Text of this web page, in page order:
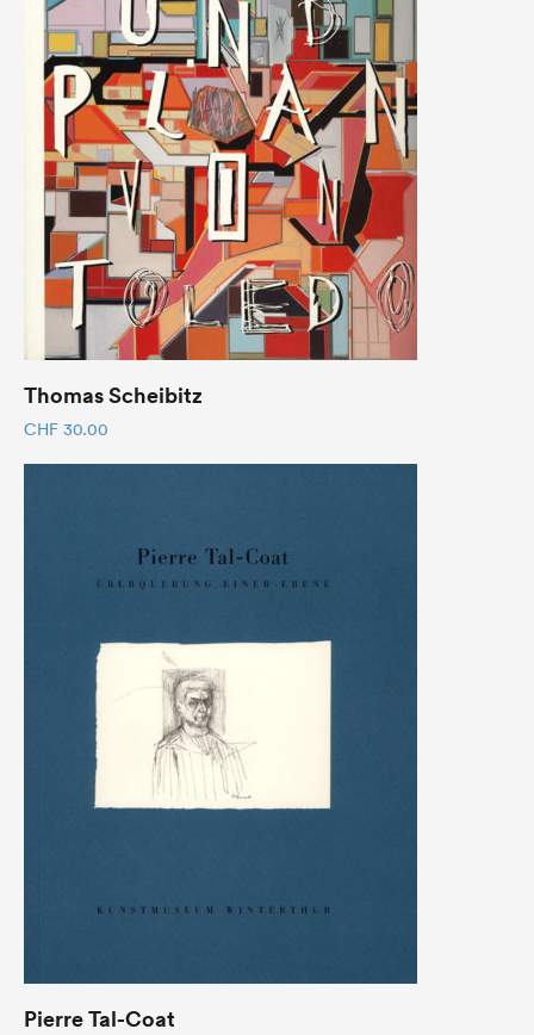
Thomas Scheibitz
CHF 30.00
Pierre Tal-Coat